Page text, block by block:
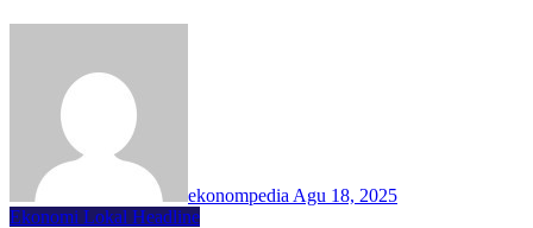
ekonompedia Agu 18, 2025
Ekonomi Lokal Headline